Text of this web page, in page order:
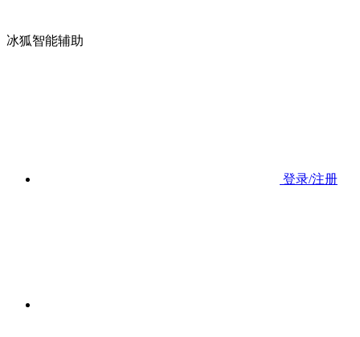
冰狐智能辅助
登录/注册